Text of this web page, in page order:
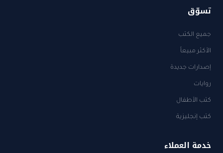
تسوّق
جميع الكتب
الأكثر مبيعاً
إصدارات جديدة
روايات
كتب الأطفال
كتب إنجليزية
خدمة العملاء